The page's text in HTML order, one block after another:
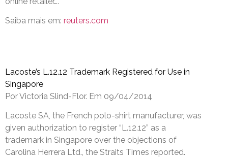
Saiba mais em: reuters.com
Lacoste’s L.12.12 Trademark Registered for Use in
Singapore
Por Victoria Slind-Flor. Em 09/04/2014
Lacoste SA, the French polo-shirt manufacturer, was
given authorization to register “L.12.12” as a
trademark in Singapore over the objections of
Carolina Herrera Ltd., the Straits Times reported.